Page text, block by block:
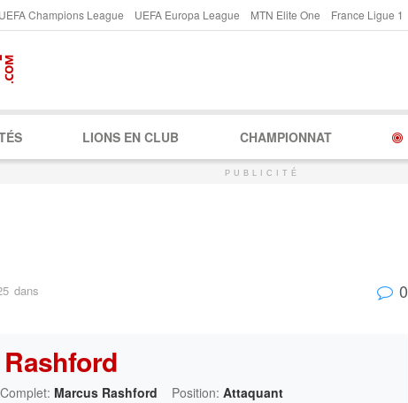
UEFA Champions League UEFA Europa League MTN Elite One France Ligue 1
LIONS EN CLUB CHAMPIONNAT
PUBLICITÉ
dans 0
Rashford
Marcus Rashford Position: Attaquant